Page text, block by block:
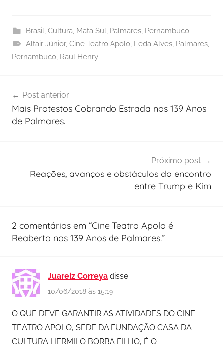
Brasil, Cultura, Mata Sul, Palmares, Pernambuco
Altair Júnior, Cine Teatro Apolo, Leda Alves, Palmares,
Pernambuco, Raul Henry
de
Post
Post anterior
Mais Protestos Cobrando Estrada nos 139 Anos
de Palmares.
Próximo post
Reações, avanços e obstáculos do encontro
entre Trump e Kim
2 comentários em “Cine Teatro Apolo é
Reaberto nos 139 Anos de Palmares.”
Juareiz Correya disse:
10/06/2018 às 15:19
O QUE DEVE GARANTIR AS ATIVIDADES DO CINE-
TEATRO APOLO, SEDE DA FUNDAÇÃO CASA DA
CULTURA HERMILO BORBA FILHO, É O